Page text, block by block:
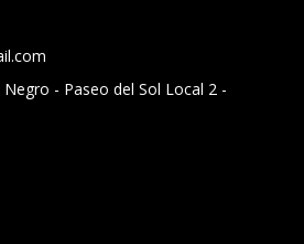
- Paseo del Sol Local 2 -